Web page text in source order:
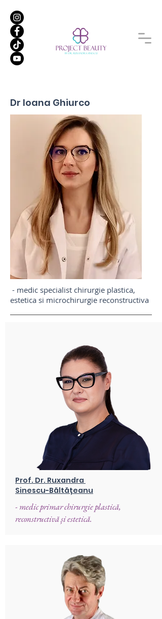
Dr Ioana Ghiurco
- medic specialist chirurgie plastica,
estetica si microchirurgie reconstructiva
Prof. Dr. Ruxandra
Sinescu-Băltățeanu
- medic primar chirurgie plastică,
reconstructivă și estetică.